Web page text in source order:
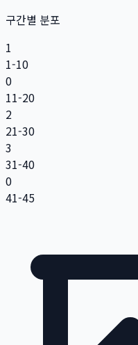
구간별 분포
1
1-10
0
11-20
2
21-30
3
31-40
0
41-45